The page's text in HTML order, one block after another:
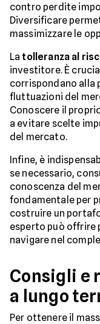
contro perdite
Diversificare
massimizzare le
La tolleranza al
investitore. È
corrispondano alla
fluttuazioni del
Conoscere il
a evitare scelte
del mercato.
Infine, è
se necessario,
conoscenza del
fondamentale per
costruire un
esperto può offrire
navigare nel
Consigli e
a lungo
Per ottenere il